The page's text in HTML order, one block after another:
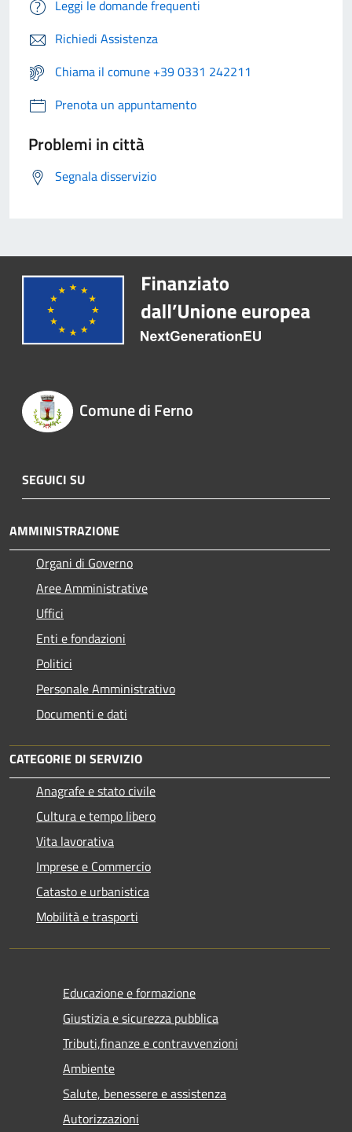
Leggi le domande frequenti
Richiedi Assistenza
Chiama il comune +39 0331 242211
Prenota un appuntamento
Problemi in città
Segnala disservizio
Comune di Ferno
SEGUICI SU
AMMINISTRAZIONE
Organi di Governo
Aree Amministrative
Uffici
Enti e fondazioni
Politici
Personale Amministrativo
Documenti e dati
CATEGORIE DI SERVIZIO
Anagrafe e stato civile
Cultura e tempo libero
Vita lavorativa
Imprese e Commercio
Catasto e urbanistica
Mobilità e trasporti
Educazione e formazione
Giustizia e sicurezza pubblica
Tributi,finanze e contravvenzioni
Ambiente
Salute, benessere e assistenza
Autorizzazioni